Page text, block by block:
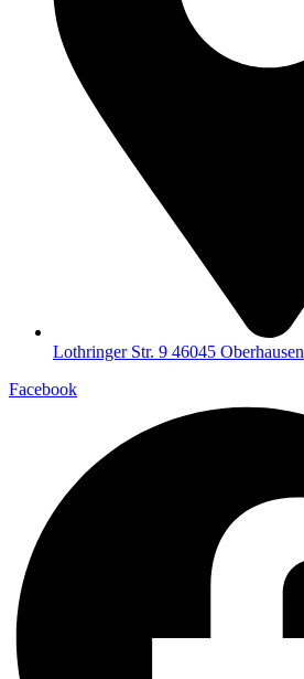
Lothringer Str. 9 46045 Oberhausen
Facebook